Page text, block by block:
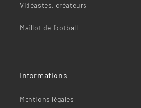
Vidéastes, créateurs
Maillot de football
Informations
Mentions légales